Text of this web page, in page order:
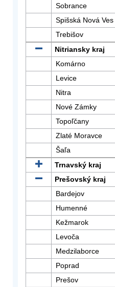
Sobrance
Spišská Nová Ves
Trebišov
Nitriansky kraj
Komárno
Levice
Nitra
Nové Zámky
Topoľčany
Zlaté Moravce
Šaľa
Trnavský kraj
Prešovský kraj
Bardejov
Humenné
Kežmarok
Levoča
Medzilaborce
Poprad
Prešov